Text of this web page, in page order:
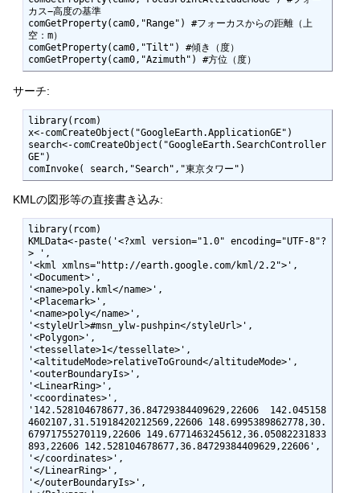
カス−高度の基準
comGetProperty(cam0,"Range") #フォーカスからの距離（上
空：m）
comGetProperty(cam0,"Tilt") #傾き（度）
comGetProperty(cam0,"Azimuth") #方位（度）
サーチ:
library(rcom)
x<-comCreateObject("GoogleEarth.ApplicationGE")
search<-comCreateObject("GoogleEarth.SearchController
GE")
comInvoke( search,"Search","東京タワー")
KMLの図形等の直接書き込み:
library(rcom)
KMLData<-paste('<?xml version="1.0" encoding="UTF-8"?
> ',
'<kml xmlns="http://earth.google.com/kml/2.2">',
'<Document>',
'<name>poly.kml</name>',
'<Placemark>',
'<name>poly</name>',
'<styleUrl>#msn_ylw-pushpin</styleUrl>',
'<Polygon>',
'<tessellate>1</tessellate>',
'<altitudeMode>relativeToGround</altitudeMode>',
'<outerBoundaryIs>',
'<LinearRing>',
'<coordinates>',
'142.528104678677,36.84729384409629,22606  142.045158
4602107,31.51918420212569,22606 148.6995389862778,30.
67971755270119,22606 149.6771463245612,36.05082231833
893,22606 142.528104678677,36.84729384409629,22606',
'</coordinates>',
'</LinearRing>',
'</outerBoundaryIs>',